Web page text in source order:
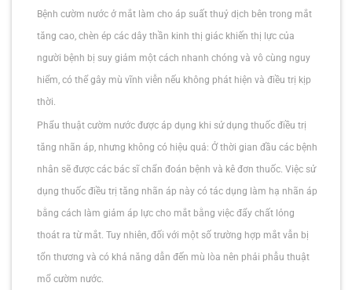
Bệnh cườm nước ở mắt làm cho áp suất thuỷ dịch bên trong mắt
tăng cao, chèn ép các dây thần kinh thị giác khiến thị lực của
người bệnh bị suy giảm một cách nhanh chóng và vô cùng nguy
hiểm, có thể gây mù vĩnh viễn nếu không phát hiện và điều trị kịp
thời.
Phẩu thuật cườm nước được áp dụng khi sử dụng thuốc điều trị
tăng nhãn áp, nhưng không có hiệu quả: Ở thời gian đầu các bệnh
nhân sẽ được các bác sĩ chẩn đoán bệnh và kê đơn thuốc. Việc sử
dụng thuốc điều trị tăng nhãn áp này có tác dụng làm hạ nhãn áp
bằng cách làm giảm áp lực cho mắt bằng việc đẩy chất lỏng
thoát ra từ mắt. Tuy nhiên, đối với một số trường hợp mắt vẫn bị
tổn thương và có khả năng dẫn đến mù lòa nên phải phẫu thuật
mổ cườm nước.